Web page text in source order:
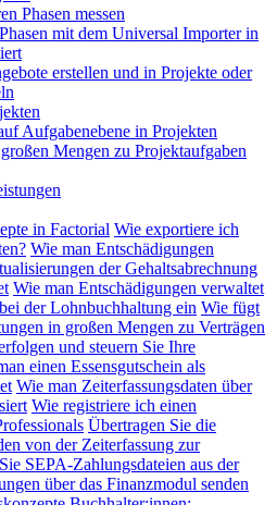
Phasen messen
mit dem Universal Importer in
erstellen und in Projekte oder
Aufgabenebene in Projekten
Mengen zu Projektaufgaben
in Factorial Wie exportiere ich
Wie man Entschädigungen
der Gehaltsabrechnung
Wie man Entschädigungen verwaltet
der Lohnbuchhaltung ein Wie fügt
in großen Mengen zu Verträgen
und steuern Sie Ihre
einen Essensgutschein als
Wie man Zeiterfassungsdaten über
Wie registriere ich einen
Übertragen Sie die
von der Zeiterfassung zur
SEPA-Zahlungsdateien aus der
über das Finanzmodul senden